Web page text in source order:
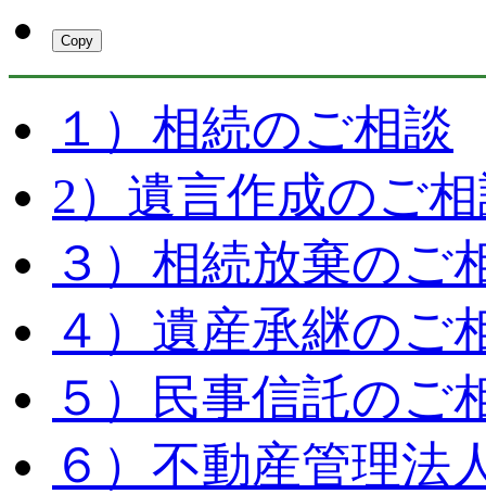
Copy
１）相続のご相談
2）遺言作成のご
３）相続放棄のご
４）遺産承継のご
５）民事信託のご
６）不動産管理法